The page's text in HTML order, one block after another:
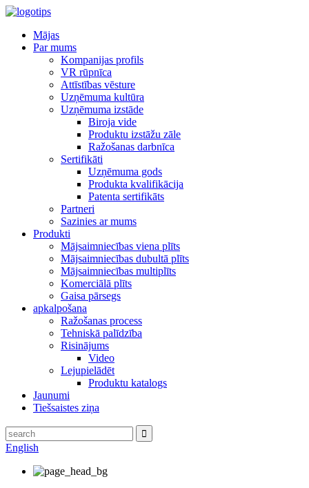
Mājas
Par mums
Kompanijas profils
VR rūpnīca
Attīstības vēsture
Uzņēmuma kultūra
Uzņēmuma izstāde
Biroja vide
Produktu izstāžu zāle
Ražošanas darbnīca
Sertifikāti
Uzņēmuma gods
Produkta kvalifikācija
Patenta sertifikāts
Partneri
Sazinies ar mums
Produkti
Mājsaimniecības viena plīts
Mājsaimniecības dubultā plīts
Mājsaimniecības multiplīts
Komerciālā plīts
Gaisa pārsegs
apkalpošana
Ražošanas process
Tehniskā palīdzība
Risinājums
Video
Lejupielādēt
Produktu katalogs
Jaunumi
Tiešsaistes ziņa
English